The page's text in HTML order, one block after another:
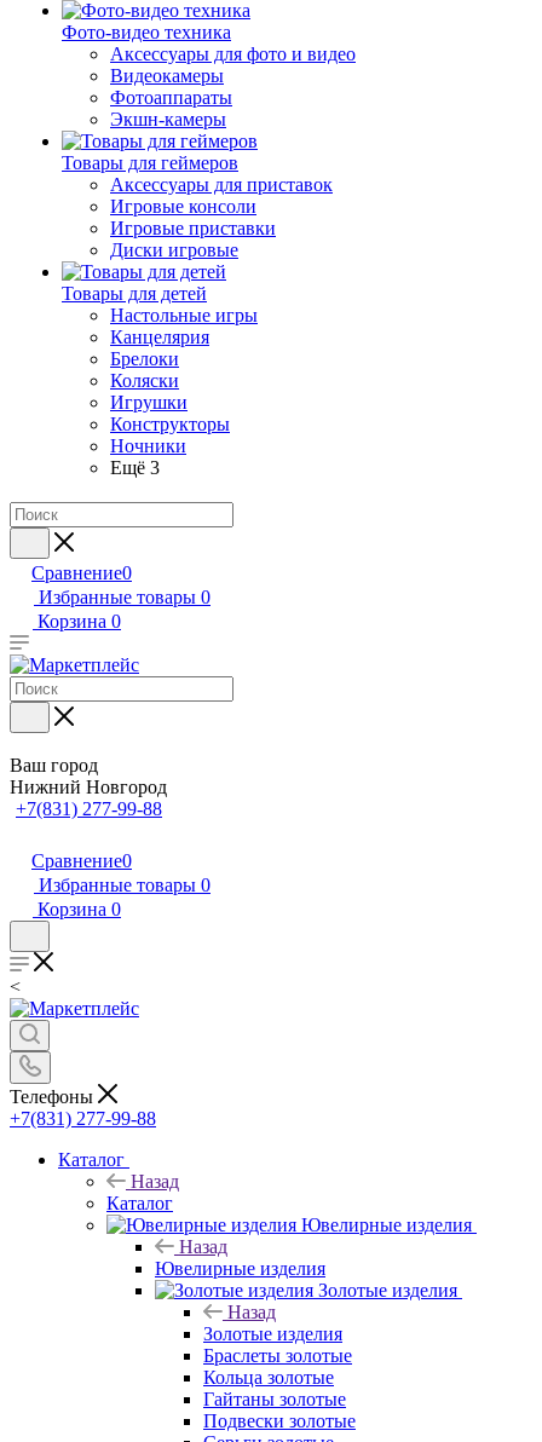
Фото-видео техника
Аксессуары для фото и видео
Видеокамеры
Фотоаппараты
Экшн-камеры
Товары для геймеров
Аксессуары для приставок
Игровые консоли
Игровые приставки
Диски игровые
Товары для детей
Настольные игры
Канцелярия
Брелоки
Коляски
Игрушки
Конструкторы
Ночники
Ещё 3
Сравнение0
Избранные товары 0
Корзина 0
Ваш город
Нижний Новгород
+7(831) 277-99-88
Сравнение0
Избранные товары 0
Корзина 0
<
Телефоны
+7(831) 277-99-88
Каталог
Назад
Каталог
Ювелирные изделия
Назад
Ювелирные изделия
Золотые изделия
Назад
Золотые изделия
Браслеты золотые
Кольца золотые
Гайтаны золотые
Подвески золотые